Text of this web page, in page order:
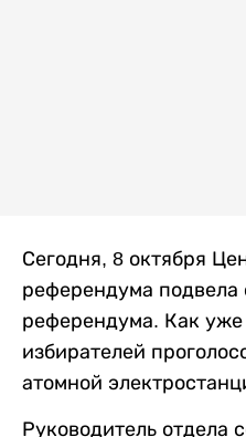
Сегодня, 8 октября
референдума подвела
референдума. Как уже
избирателей
атомной
Руководитель отдела